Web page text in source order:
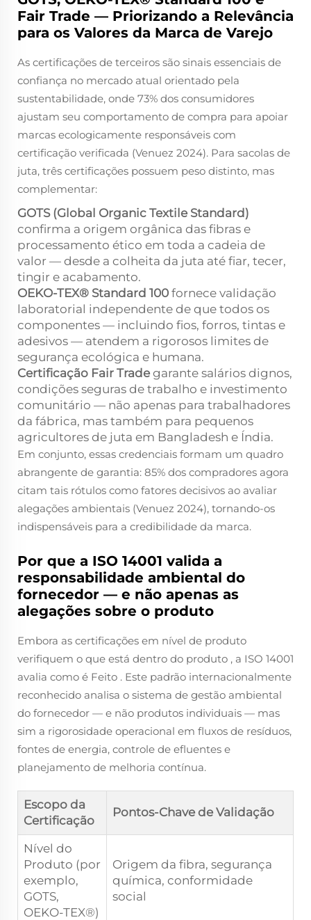
Fair Trade — Priorizando a Relevância
para os Valores da Marca de Varejo
As certificações de terceiros são sinais essenciais de
confiança no mercado atual orientado pela
sustentabilidade, onde 73% dos consumidores
ajustam seu comportamento de compra para apoiar
marcas ecologicamente responsáveis com
certificação verificada (Venuez 2024). Para sacolas de
juta, três certificações possuem peso distinto, mas
complementar:
GOTS (Global Organic Textile Standard)
confirma a origem orgânica das fibras e
processamento ético em toda a cadeia de
valor — desde a colheita da juta até fiar, tecer,
tingir e acabamento.
OEKO-TEX® Standard 100 fornece validação
laboratorial independente de que todos os
componentes — incluindo fios, forros, tintas e
adesivos — atendem a rigorosos limites de
segurança ecológica e humana.
Certificação Fair Trade garante salários dignos,
condições seguras de trabalho e investimento
comunitário — não apenas para trabalhadores
da fábrica, mas também para pequenos
agricultores de juta em Bangladesh e Índia.
Em conjunto, essas credenciais formam um quadro
abrangente de garantia: 85% dos compradores agora
citam tais rótulos como fatores decisivos ao avaliar
alegações ambientais (Venuez 2024), tornando-os
indispensáveis para a credibilidade da marca.
Por que a ISO 14001 valida a
responsabilidade ambiental do
fornecedor — e não apenas as
alegações sobre o produto
Embora as certificações em nível de produto
verifiquem o que está dentro do produto , a ISO 14001
avalia como é Feito . Este padrão internacionalmente
reconhecido analisa o sistema de gestão ambiental
do fornecedor — e não produtos individuais — mas
sim a rigorosidade operacional em fluxos de resíduos,
fontes de energia, controle de efluentes e
planejamento de melhoria contínua.
Escopo da
Certificação
Pontos-Chave de Validação
Nível do
Produto (por
exemplo,
GOTS,
OEKO-TEX®)
Origem da fibra, segurança
química, conformidade
social